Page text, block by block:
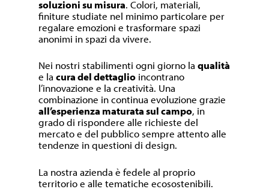
soluzioni su misura. Colori, materiali,
finiture studiate nel minimo particolare per
regalare emozioni e trasformare spazi
anonimi in spazi da vivere.
Nei nostri stabilimenti ogni giorno laqualità
e lacura del dettaglio incontrano
l’innovazione e la creatività. Una
combinazione in continua evoluzione grazie
all’esperienza maturata sul campo, in
grado di rispondere alle richieste del
mercato e del pubblico sempre attento alle
tendenze in questioni di design.
La nostra azienda è fedele al proprio
territorio e alle tematiche ecosostenibili.